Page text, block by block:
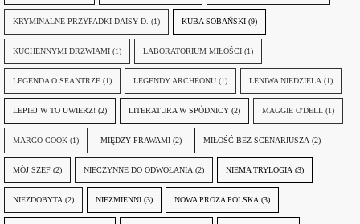
KRYMINALNE PRZYPADKI DAISY D. (1) KUBA SOBAŃSKI (9)
KUCHENNYMI DRZWIAMI (1) LABORATORIUM MIŁOŚCI (1)
LEGENDA O SEANTRZE (1) LEGENDY ARCHEONU (1) LENIWA NIEDZIELA (1)
LEPIEJ W TO UWIERZ! (2) LITERATURA W SPÓDNICY (2) MAGGIE O'DELL (1)
MARGO COOK (1) MIĘDZY PRAWAMI (2) MIŁOŚĆ BEZ SCENARIUSZA (2)
MÓJ SZEF (2) NIECZYNNE DO ODWOŁANIA (2) NIEMA TRYLOGIA (3)
NIEZDOBYTA (2) NIEZMIENNI (3) NOWA PROZA POLSKA (3)